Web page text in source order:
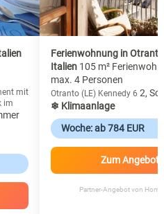
mit
im
Ferienwohnung in
Italien 105 m²
max. 4 Personen
Otranto (LE) Kennedy 6 2,
❄ Klimaanlage
Woche: ab 784 EUR
Zum Angebot
Partner-Angebot von